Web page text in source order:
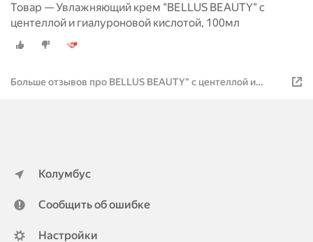
Товар — Увлажняющий крем "BELLUS BEAUTY" с
центеллой и гиалуроновой кислотой, 100мл
Больше отзывов про BELLUS BEAUTY" с центеллой и
Колумбус
Сообщить об ошибке
Настройки